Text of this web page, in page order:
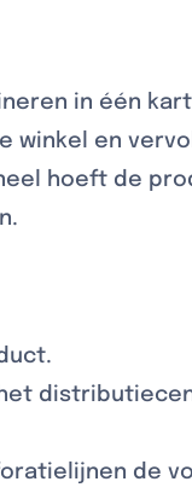
in één
winkel en
hoeft de
de